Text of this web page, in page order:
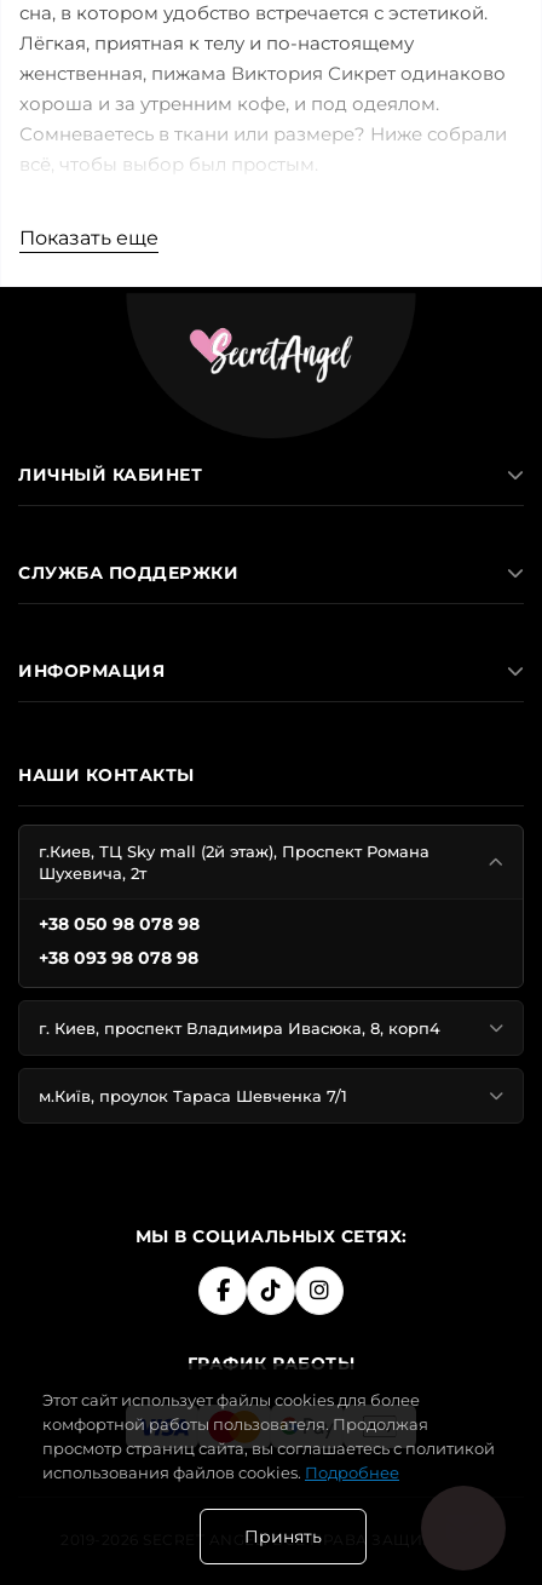
сна, в котором удобство встречается с эстетикой.
Лёгкая, приятная к телу и по-настоящему
женственная, пижама Виктория Сикрет одинаково
хороша и за утренним кофе, и под одеялом.
Сомневаетесь в ткани или размере? Ниже собрали
всё, чтобы выбор был простым.
Характеристики
комплект для сна (сорочка/топ + шорты или
сатин, хлопок, модал или фланель — в
фуксия, серый, синий, коричневый, оранжевый,
Размеры:XS, S, M, L, XL, XXL
Почему в ней так комфортно
шелковистость, хлопок и модал — мягкость, фланель
Свободная посадка.Крой не сковывает движений
во сне и остаётся женственным дома.
На любой сезон.
Фирменные детали.
плоские швы и узнаваемый стиль бренда.
ткань
61–64
65–69
M 92–96 70–75 97–102
97–106 76–81 103–108
82–96 109–119
120–123
Показать еще
НАШИ КОНТАКТЫ
г.Киев, ТЦ Sky mall (2й этаж), Проспект Романа
Шухевича, 2т
+38 050 98 078 98
+38 093 98 078 98
г. Киев, проспект Владимира Ивасюка, 8, корп4
м.Київ, проулок Тараса Шевченка 7/1
ЛИЧНЫЙ КАБИНЕТ
СЛУЖБА ПОДДЕРЖКИ
ИНФОРМАЦИЯ
МЫ В СОЦИАЛЬНЫХ СЕТЯХ:
ГРАФИК РАБОТЫ
2019-2026 SECRET ANGEL. ВСЕ ПРАВА ЗАЩИЩЕНЫ.
Этот сайт использует файлы cookies для более
комфортной работы пользователя. Продолжая
просмотр страниц сайта, вы соглашаетесь с политикой
использования файлов cookies. Подробнее
Принять